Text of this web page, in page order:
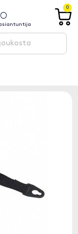
0